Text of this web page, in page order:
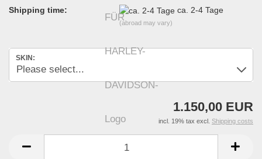
Shipping time:
ca. 2-4 Tage
(abroad may vary)
SKIN:
1.150,00 EUR
incl. 19% tax excl. Shipping costs